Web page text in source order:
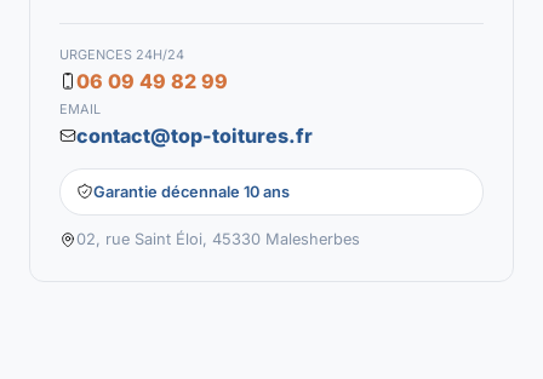
URGENCES 24H/24
06 09 49 82 99
EMAIL
contact@top-toitures.fr
Garantie décennale 10 ans
02, rue Saint Éloi, 45330 Malesherbes